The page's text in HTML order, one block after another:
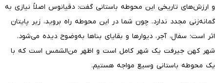
و ارزش‌های تاریخی این محوطه باستانی گفت: دقیانوس اصلاً نیازی به
گمانه‌زنی مجدد ندارد. چون شما در این محوطه راه بروید، زیر پایتان
اثر است؛ سفال، آجر، دیوارها و بقایای بناها به‌وضوح دیده می‌شود.
شهر کهن جیرفت یک شهر کامل است و اظهر من‌الشمس است که با
یک محوطه باستانی وسیع مواجه هستیم.